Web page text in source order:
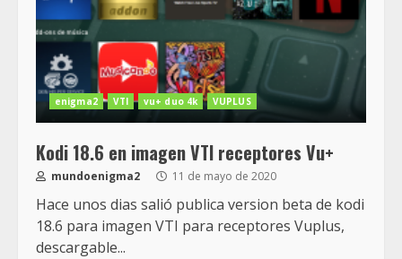
enigma2 VTI vu+ duo 4k VUPLUS
Kodi 18.6 en imagen VTI receptores Vu+
mundoenigma2 11 de mayo de 2020
Hace unos dias salió publica version beta de kodi
18.6 para imagen VTI para receptores Vuplus,
descargable...